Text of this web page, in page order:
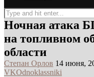
Ночная атака
на топливном
области
Степан Орлов 14 июня,
VKOdnoklassniki